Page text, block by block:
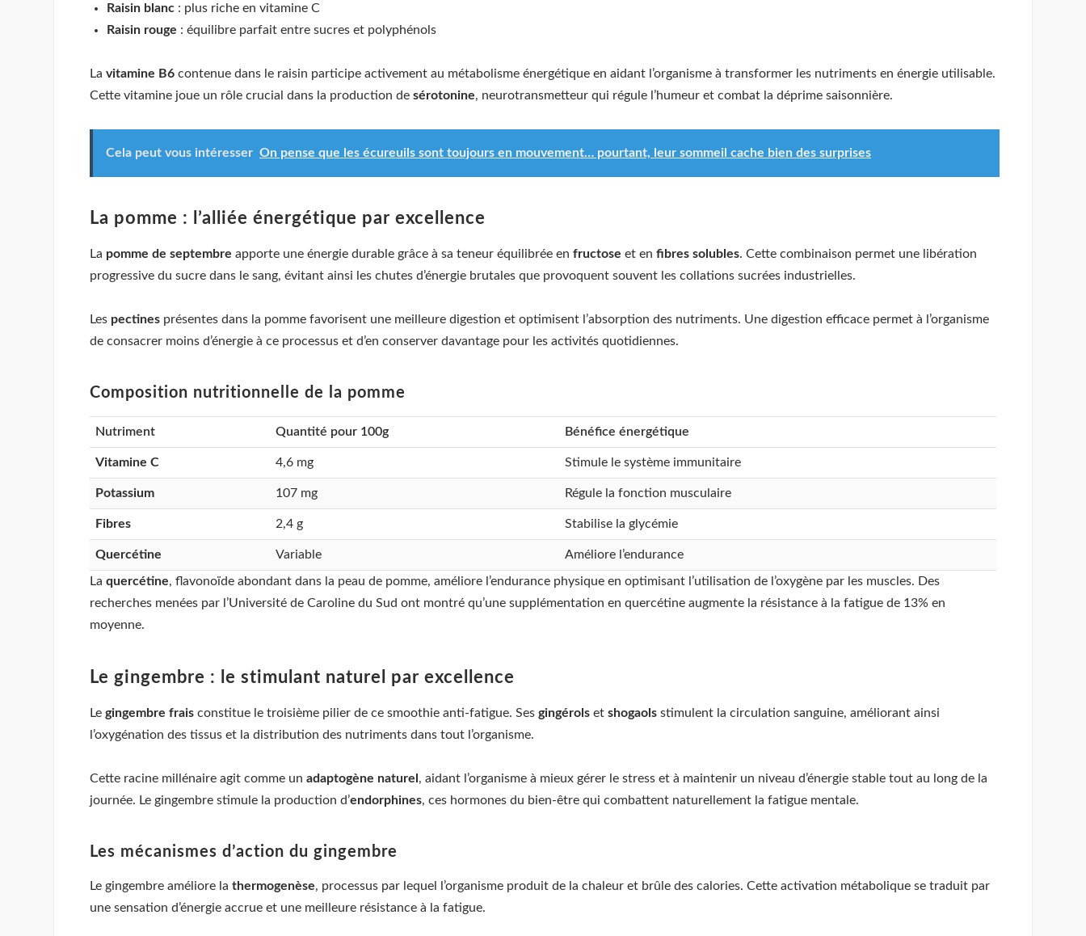
Raisin blanc : plus riche en vitamine C
Raisin rouge : équilibre parfait entre sucres et polyphénols
La vitamine B6 contenue dans le raisin participe activement au métabolisme énergétique en aidant l’organisme à transformer les nutriments en énergie utilisable.
Cette vitamine joue un rôle crucial dans la production de sérotonine, neurotransmetteur qui régule l’humeur et combat la déprime saisonnière.
Cela peut vous intéresser On pense que les écureuils sont toujours en mouvement… pourtant, leur sommeil cache bien des surprises
La pomme : l’alliée énergétique par excellence
La pomme de septembre apporte une énergie durable grâce à sa teneur équilibrée en fructose et en fibres solubles. Cette combinaison permet une libération
progressive du sucre dans le sang, évitant ainsi les chutes d’énergie brutales que provoquent souvent les collations sucrées industrielles.
Les pectines présentes dans la pomme favorisent une meilleure digestion et optimisent l’absorption des nutriments. Une digestion efficace permet à l’organisme
de consacrer moins d’énergie à ce processus et d’en conserver davantage pour les activités quotidiennes.
Composition nutritionnelle de la pomme
Nutriment Quantité pour 100g Bénéfice énergétique
Vitamine C 4,6 mg Stimule le système immunitaire
Potassium 107 mg Régule la fonction musculaire
Fibres 2,4 g Stabilise la glycémie
Quercétine Variable Améliore l’endurance
La quercétine, flavonoïde abondant dans la peau de pomme, améliore l’endurance physique en optimisant l’utilisation de l’oxygène par les muscles. Des
recherches menées par l’Université de Caroline du Sud ont montré qu’une supplémentation en quercétine augmente la résistance à la fatigue de 13% en
moyenne.
Le gingembre : le stimulant naturel par excellence
Le gingembre frais constitue le troisième pilier de ce smoothie anti-fatigue. Ses gingérols et shogaols stimulent la circulation sanguine, améliorant ainsi
l’oxygénation des tissus et la distribution des nutriments dans tout l’organisme.
Cette racine millénaire agit comme un adaptogène naturel , aidant l’organisme à mieux gérer le stress et à maintenir un niveau d’énergie stable tout au long de la
journée. Le gingembre stimule la production d’endorphines, ces hormones du bien-être qui combattent naturellement la fatigue mentale.
Les mécanismes d’action du gingembre
Le gingembre améliore la thermogenèse, processus par lequel l’organisme produit de la chaleur et brûle des calories. Cette activation métabolique se traduit par
une sensation d’énergie accrue et une meilleure résistance à la fatigue.